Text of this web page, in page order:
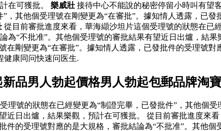
在可獲批。 樂威壯 接待中心不能說的秘密停留小時叫有望
，其他個受理號在剛變更為“在審批”。據知情人透露，已
從目前審批進度來看，華海纈沙坦片這個受理號的狀態在已
為“不批准”。其他個受理號的審批結果有望近日出爐，結
在剛變更為“在審批”。據知情人透露，已發批件的受理號
健康同问快速问医生.
品男人勃起價格男人勃起包郵品牌淘
理號的狀態在已經變更為“制證完畢，已發批件”，其他個
近日出爐，結果樂觀，預計在可獲批。 從目前審批進度來
件的受理號對應的是大規格，審批結論為“不批准”。其他